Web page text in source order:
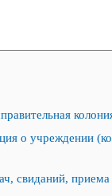
о учреждении
свиданий,